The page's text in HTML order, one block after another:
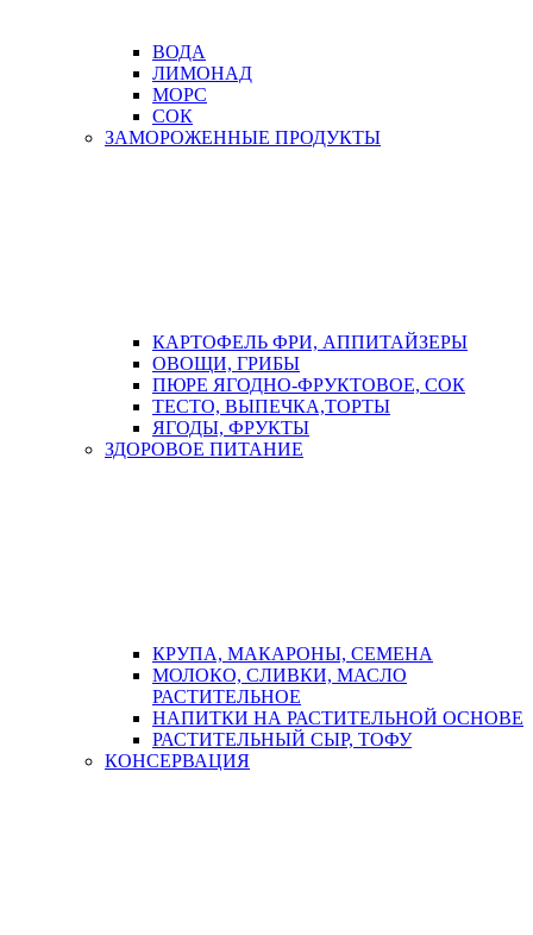
ВОДА
ЛИМОНАД
МОРС
СОК
ЗАМОРОЖЕННЫЕ ПРОДУКТЫ
КАРТОФЕЛЬ ФРИ, АППИТАЙЗЕРЫ
ОВОЩИ, ГРИБЫ
ПЮРЕ ЯГОДНО-ФРУКТОВОЕ, СОК
ТЕСТО, ВЫПЕЧКА,ТОРТЫ
ЯГОДЫ, ФРУКТЫ
ЗДОРОВОЕ ПИТАНИЕ
КРУПА, МАКАРОНЫ, СЕМЕНА
МОЛОКО, СЛИВКИ, МАСЛО
РАСТИТЕЛЬНОЕ
НАПИТКИ НА РАСТИТЕЛЬНОЙ ОСНОВЕ
РАСТИТЕЛЬНЫЙ СЫР, ТОФУ
КОНСЕРВАЦИЯ